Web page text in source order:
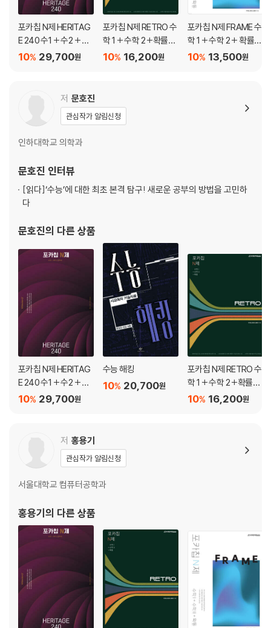
포카칩 N제 HERITAG
E 240 수1 + 수2 + 미
적분 29,700원
10%
포카칩 N제 RETRO 수
학 1 + 수학 2 +확률과
통계 16,200원
10%
포카칩 N제 FRAME 수
학 1 + 수학 2 + 확률과
통계 13,500원
10%
저 문호진
관심작가 알림신청
인하대학교 의학과
문호진 인터뷰
[읽다]‘수능’에 대한 최초 본격 탐구! 새로운 공부의 방법을 고민하
다
문호진의 다른 상품
포카칩 N제 HERITAG
E 240 수1 + 수2 + 미
적분 29,700원
10%
수능 해킹
20,700원
10%
포카칩 N제 RETRO 수
학 1 + 수학 2 +확률과
통계 16,200원
10%
저 홍용기
관심작가 알림신청
서울대학교 컴퓨터공학과
홍용기의 다른 상품